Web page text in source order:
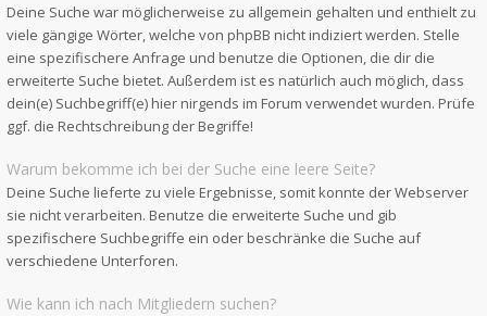
Deine Suche war möglicherweise zu allgemein gehalten und enthielt zu
viele gängige Wörter, welche von phpBB nicht indiziert werden. Stelle
eine spezifischere Anfrage und benutze die Optionen, die dir die
erweiterte Suche bietet. Außerdem ist es natürlich auch möglich, dass
dein(e) Suchbegriff(e) hier nirgends im Forum verwendet wurden. Prüfe
ggf. die Rechtschreibung der Begriffe!
Warum bekomme ich bei der Suche eine leere Seite?
Deine Suche lieferte zu viele Ergebnisse, somit konnte der Webserver
sie nicht verarbeiten. Benutze die erweiterte Suche und gib
spezifischere Suchbegriffe ein oder beschränke die Suche auf
verschiedene Unterforen.
Wie kann ich nach Mitgliedern suchen?